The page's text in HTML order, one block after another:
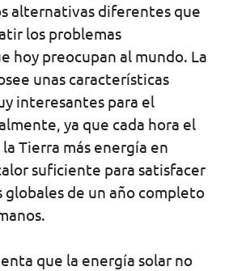
alternativas diferentes que
los problemas
hoy preocupan al mundo. La
unas características
interesantes para el
ya que cada hora el
Tierra más energía en
suficiente para satisfacer
globales de un año completo
que la energía solar no